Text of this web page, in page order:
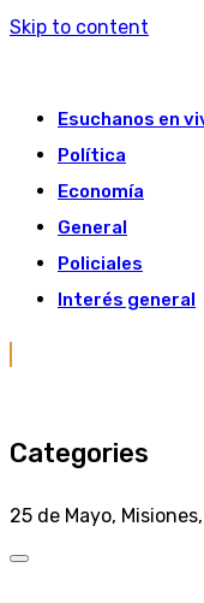
Skip to content
Esuchanos en
Política
Economía
General
Policiales
Interés general
Categories
25 de Mayo,